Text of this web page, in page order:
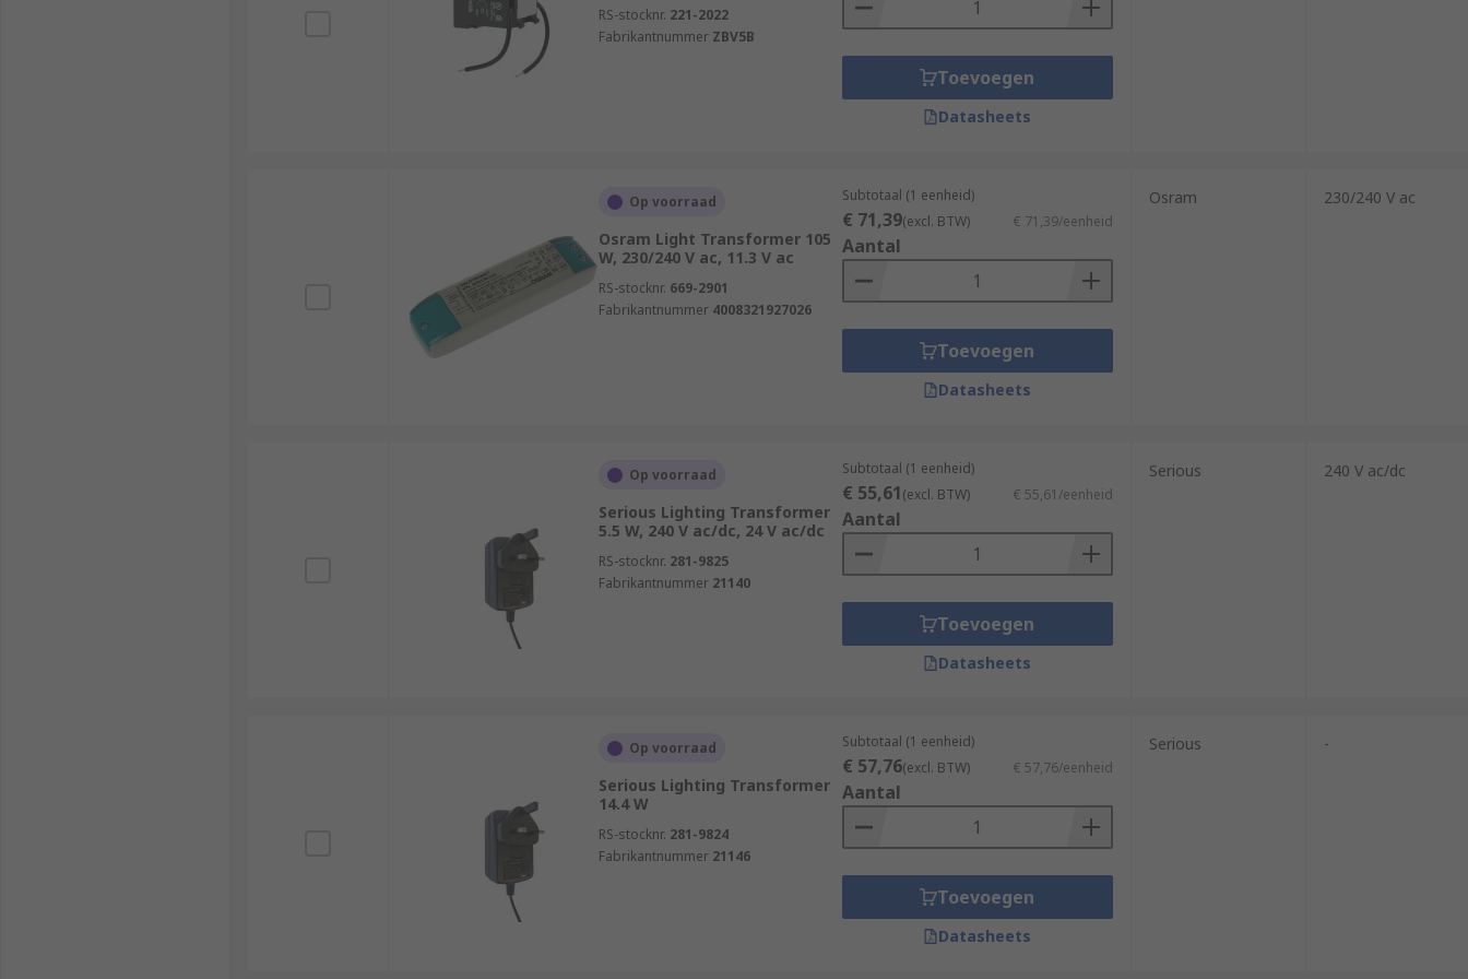
RS-stocknr. 221-2022
Fabrikantnummer ZBV5B
Toevoegen
Datasheets
Op voorraad
Osram Light Transformer 105
W, 230/240 V ac, 11.3 V ac
RS-stocknr. 669-2901
Fabrikantnummer 4008321927026
Subtotaal (1 eenheid)
€ 71,39(excl. BTW) € 71,39/eenheid
Aantal
Toevoegen
Datasheets
Osram 230/240 V ac
Op voorraad
Serious Lighting Transformer
5.5 W, 240 V ac/dc, 24 V ac/dc
RS-stocknr. 281-9825
Fabrikantnummer 21140
Subtotaal (1 eenheid)
€ 55,61(excl. BTW) € 55,61/eenheid
Aantal
Toevoegen
Datasheets
Serious 240 V ac/dc
Op voorraad
Serious Lighting Transformer
14.4 W
RS-stocknr. 281-9824
Fabrikantnummer 21146
Subtotaal (1 eenheid)
€ 57,76(excl. BTW) € 57,76/eenheid
Aantal
Toevoegen
Datasheets
Serious -